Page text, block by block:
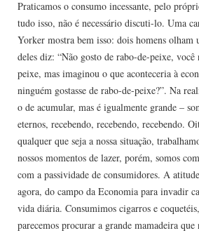
Praticamos o consumo incessante, pelo
tudo isso, não é necessário discuti-lo. Uma
Yorker mostra bem isso: dois homens
deles diz: “Não gosto de rabo-de-peixe, você
peixe, mas imaginou o que aconteceria à
ninguém gostasse de rabo-de-peixe?”. Na
o de acumular, mas é igualmente grande –
eternos, recebendo, recebendo, recebendo.
qualquer que seja a nossa situação,
nossos momentos de lazer, porém, somos
com a passividade de consumidores. A
agora, do campo da Economia para invadir
vida diária. Consumimos cigarros e
parecemos procurar a grande mamadeira